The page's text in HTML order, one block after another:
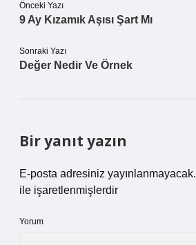
Önceki Yazı
9 Ay Kızamık Aşısı Şart Mı
Sonraki Yazı
Değer Nedir Ve Örnek
Bir yanıt yazın
E-posta adresiniz yayınlanmayacak.
ile işaretlenmişlerdir
Yorum